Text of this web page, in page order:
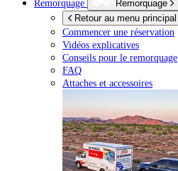
Remorquage
Remorquage
Retour au menu principal
Commencer une réservation
Vidéos explicatives
Conseils pour le remorquage
FAQ
Attaches et accessoires